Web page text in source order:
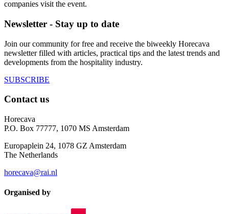
companies visit the event.
Newsletter - Stay up to date
Join our community for free and receive the biweekly Horecava
newsletter filled with articles, practical tips and the latest trends and
developments from the hospitality industry.
SUBSCRIBE
Contact us
Horecava
P.O. Box 77777, 1070 MS Amsterdam
Europaplein 24, 1078 GZ Amsterdam
The Netherlands
horecava@rai.nl
Organised by